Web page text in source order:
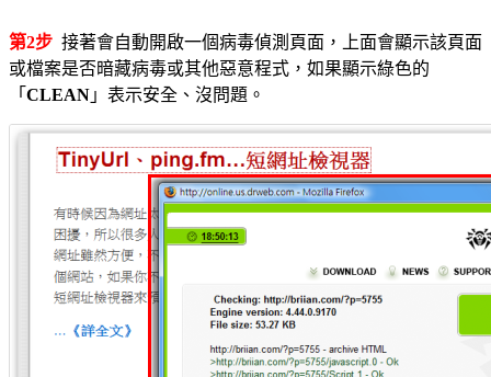
第2步 接著會自動開啟一個病毒偵測頁面，上面會顯示該頁面
或檔案是否暗藏病毒或其他惡意程式，如果顯示綠色的
「 CLEAN 」表示安全、沒問題。